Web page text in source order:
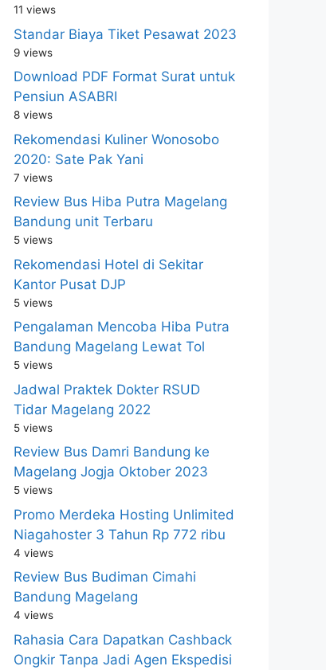
11 views
Standar Biaya Tiket Pesawat 2023
9 views
Download PDF Format Surat untuk
Pensiun ASABRI
8 views
Rekomendasi Kuliner Wonosobo
2020: Sate Pak Yani
7 views
Review Bus Hiba Putra Magelang
Bandung unit Terbaru
5 views
Rekomendasi Hotel di Sekitar
Kantor Pusat DJP
5 views
Pengalaman Mencoba Hiba Putra
Bandung Magelang Lewat Tol
5 views
Jadwal Praktek Dokter RSUD
Tidar Magelang 2022
5 views
Review Bus Damri Bandung ke
Magelang Jogja Oktober 2023
5 views
Promo Merdeka Hosting Unlimited
Niagahoster 3 Tahun Rp 772 ribu
4 views
Review Bus Budiman Cimahi
Bandung Magelang
4 views
Rahasia Cara Dapatkan Cashback
Ongkir Tanpa Jadi Agen Ekspedisi